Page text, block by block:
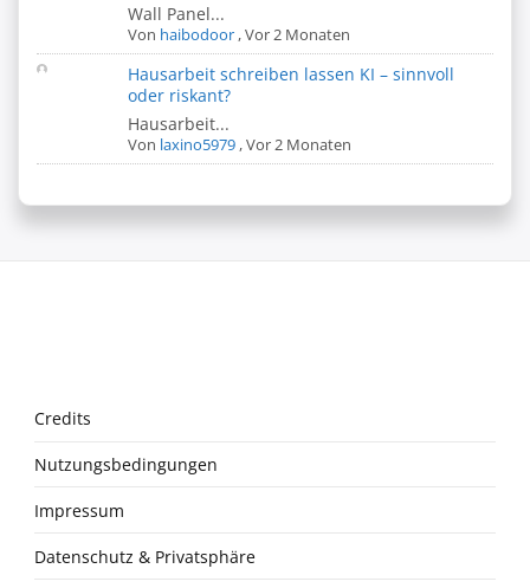
Wall Panel...
Von haibodoor ,Vor 2 Monaten
Hausarbeit schreiben lassen KI – sinnvoll
oder riskant?
Hausarbeit...
Von laxino5979 ,Vor 2 Monaten
Credits
Nutzungsbedingungen
Impressum
Datenschutz & Privatsphäre